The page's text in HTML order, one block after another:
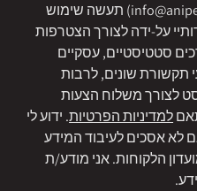
) תעשה שימוש
על-ידה לצורך הצטרפות
סטטיסטיים, עסקיים
תקשורת שונים, לרבות
לצורך משלוח הצעות
למדיניות הפרטיות. ידוע לי
לא אסכים לעיבוד המידע
הלקוחות. אני מודע/ת